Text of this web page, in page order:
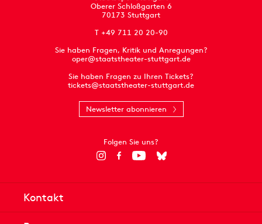
Oberer Schloßgarten 6
70173 Stuttgart
T +49 711 20 20-90
Sie haben Fragen, Kritik und Anregungen?
oper@staatstheater-stuttgart.de
Sie haben Fragen zu Ihren Tickets?
tickets@staatstheater-stuttgart.de
Newsletter abonnieren
Folgen Sie uns?
Kontakt